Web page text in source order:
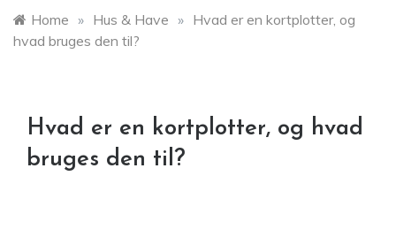
Home » Hus & Have » Hvad er en kortplotter, og
hvad bruges den til?
Hvad er en kortplotter, og hvad
bruges den til?